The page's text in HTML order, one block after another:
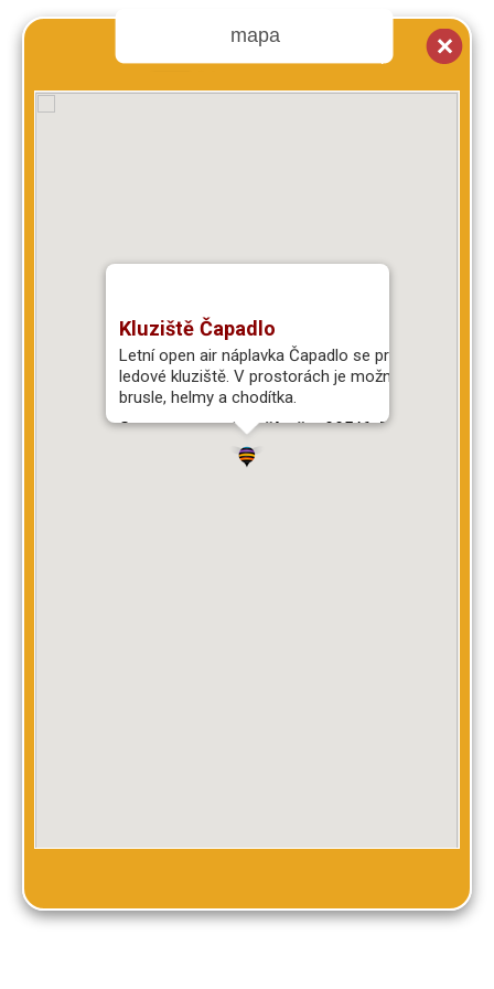
mapa
Kluziště Čapadlo
Letní open air náplavka Čapadlo se proměnila v
ledové kluziště. V prostorách je možné si půjčit
brusle, helmy a chodítka.
Smetanovo nábřeží u čp. 995/6, Praha, 11000